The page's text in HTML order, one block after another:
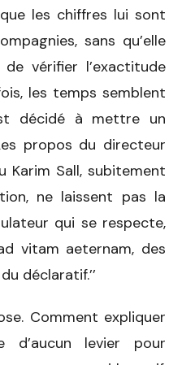
les chiffres lui sont
sans qu’elle
vérifier l’exactitude
les temps semblent
décidé à mettre un
propos du directeur
Karim Sall, subitement
ne laissent pas la
qui se respecte,
vitam aeternam, des
déclaratif.’’
Comment expliquer
d’aucun levier pour